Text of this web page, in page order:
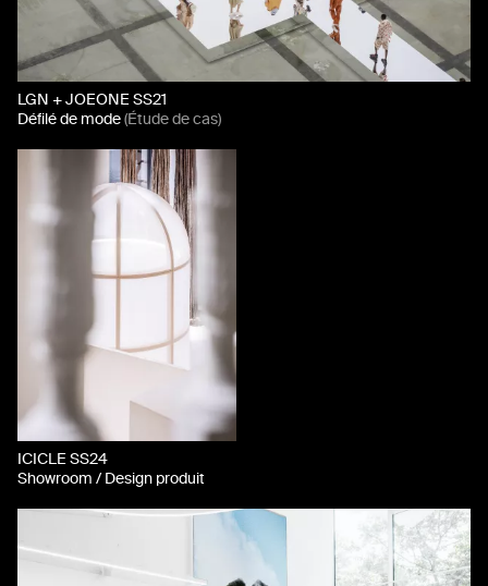
LGN + JOEONE SS21
Défilé de mode(Étude de cas)
ICICLE SS24
Showroom / Design produit